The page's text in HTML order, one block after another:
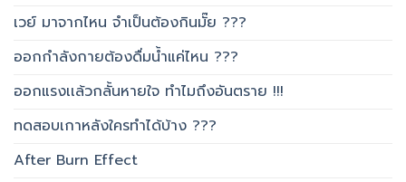
เวย์ มาจากไหน จำเป็นต้องกินมั๊ย ???
ออกกำลังกายต้องดื่มน้ำแค่ไหน ???
ออกแรงเเล้วกลั้นหายใจ ทำไมถึงอันตราย !!!
ทดสอบเกาหลังใครทำได้บ้าง ???
After Burn Effect